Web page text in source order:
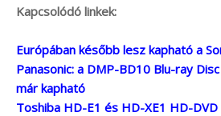
Kapcsolódó linkek:
Európában később lesz kapható a
Panasonic: a DMP-BD10 Blu-ray
már kapható
Toshiba HD-E1 és HD-XE1 HD-